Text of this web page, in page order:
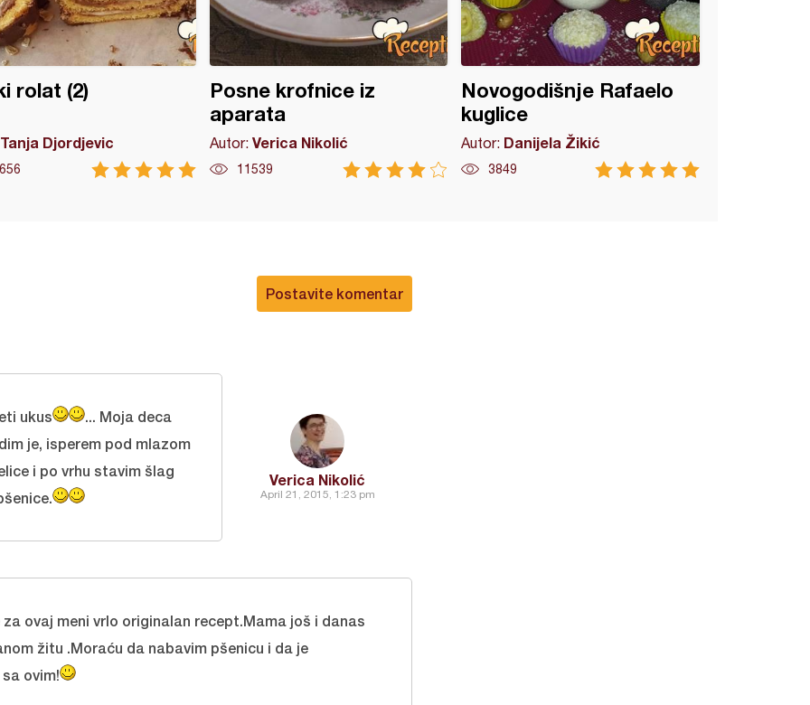
rolat (2)
Tanja Djordjevic
Posne krofnice iz
aparata
Autor: Verica Nikolić
11539
Novogodišnje Rafaelo
kuglice
Autor: Danijela Žikić
3849
Postavite komentar
Verica Nikolić
April 21, 2015, 1:23 pm
ukus
... Moja deca
je, isperem pod mlazom
i po vrhu stavim šlag
za ovaj meni vrlo originalan recept.Mama još i danas
žitu .Moraću da nabavim pšenicu i da je
ovim!